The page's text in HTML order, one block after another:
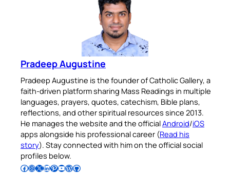
Pradeep Augustine
Pradeep Augustine is the founder of Catholic Gallery, a
faith-driven platform sharing Mass Readings in multiple
languages, prayers, quotes, catechism, Bible plans,
reflections, and other spiritual resources since 2013.
He manages the website and the officialAndroid/iOS
apps alongside his professional career (Read his
story). Stay connected with him on the official social
profiles below.
Follow Pradeep on Facebook Follow Pradeep on InstagramFollow Pradeep on X Follow Pradeep on LinkedIn Follow Pradeep on Pinterest Subscribe to Pradeep’s Youtube Channel Follow Pradeep on WordPress Follow Pradeep on GitHub